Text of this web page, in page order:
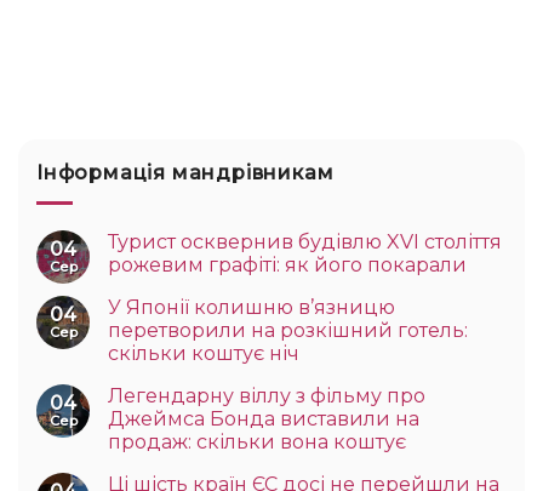
Інформація мандрівникам
04
Сер
Турист осквернив будівлю XVI століття
рожевим графіті: як його покарали
04
Сер
У Японії колишню в’язницю
перетворили на розкішний готель:
скільки коштує ніч
04
Сер
Легендарну віллу з фільму про
Джеймса Бонда виставили на
продаж: скільки вона коштує
Ці шість країн ЄС досі не перейшли на